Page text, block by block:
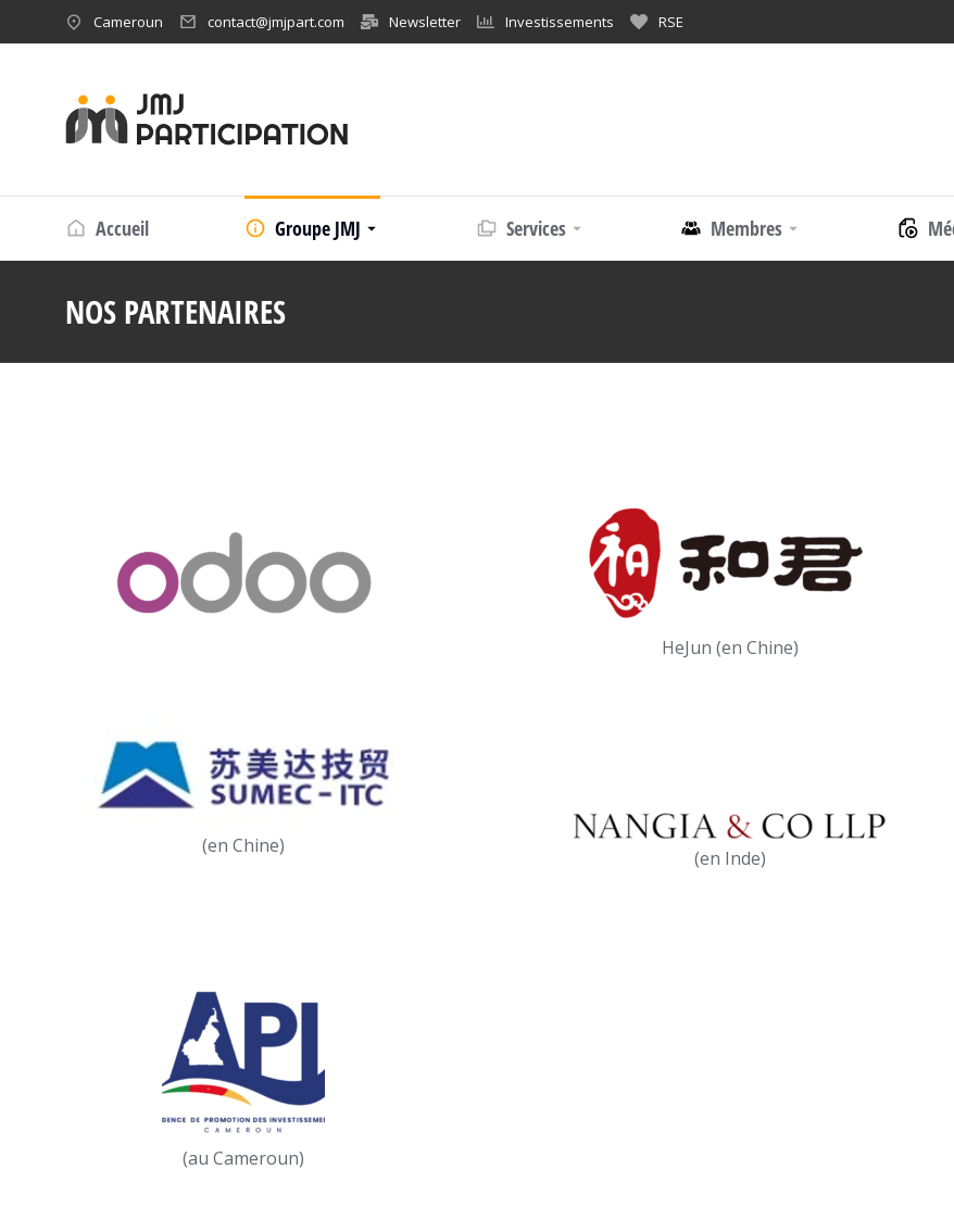
Cameroun contact@jmjpart.com Newsletter Investissements RSE
Accueil Groupe JMJ Services Membres
NOS PARTENAIRES
HeJun (en Chine)
(en Chine)
(en Inde)
(au Cameroun)